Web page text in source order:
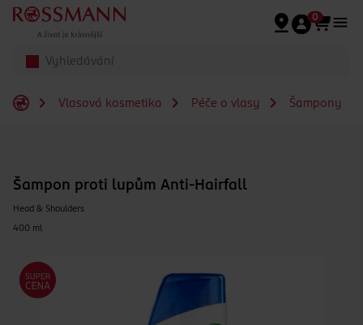
Přeskočit na hlavmní obsah
0
Vlasová kosmetika Péče o vlasy Šampony
Šampon proti lupům Anti-Hairfall
Head & Shoulders
400 ml